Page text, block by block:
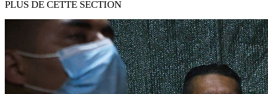
PLUS DE CETTE SECTION